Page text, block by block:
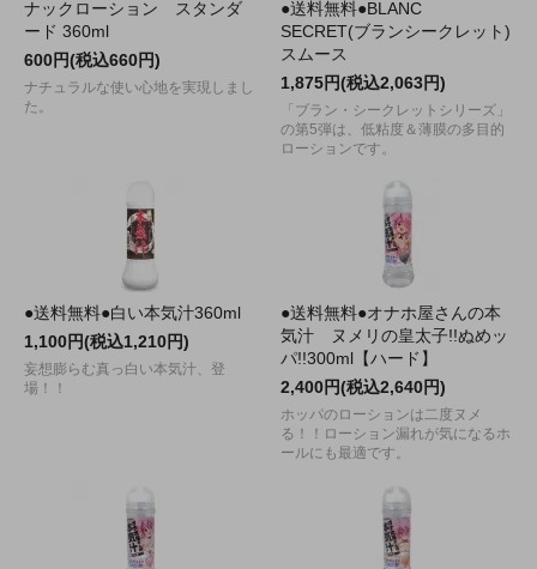
ナックローション スタンダ
ード 360ml
600円(税込660円)
ナチュラルな使い心地を実現しまし
た。
●送料無料●BLANC
SECRET(ブランシークレット)
スムース
1,875円(税込2,063円)
「ブラン・シークレットシリーズ」
の第5弾は、低粘度＆薄膜の多目的
ローションです。
●送料無料●白い本気汁360ml
1,100円(税込1,210円)
妄想膨らむ真っ白い本気汁、登
場！！
●送料無料●オナホ屋さんの本
気汁 ヌメリの皇太子!!ぬめッ
パ!!300ml【ハード】
2,400円(税込2,640円)
ホッパのローションは二度ヌメ
る！！ローション漏れが気になるホ
ールにも最適です。